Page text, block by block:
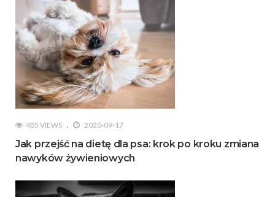
485 VIEWS 2020-09-17
Jak przejść na dietę dla psa: krok po kroku zmiana
nawyków żywieniowych